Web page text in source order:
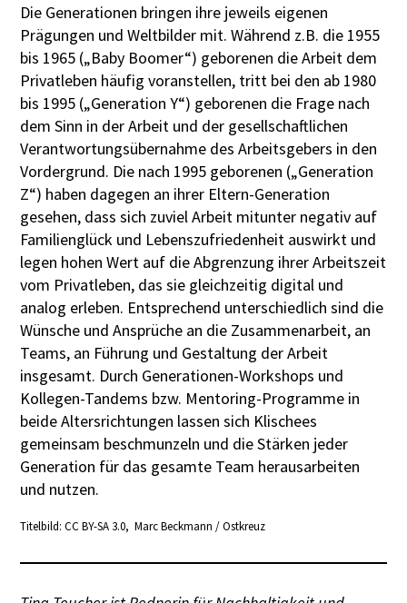
Die Generationen bringen ihre jeweils eigenen
Prägungen und Weltbilder mit. Während z.B. die 1955
bis 1965 („Baby Boomer“) geborenen die Arbeit dem
Privatleben häufig voranstellen, tritt bei den ab 1980
bis 1995 („Generation Y“) geborenen die Frage nach
dem Sinn in der Arbeit und der gesellschaftlichen
Verantwortungsübernahme des Arbeitsgebers in den
Vordergrund. Die nach 1995 geborenen („Generation
Z“) haben dagegen an ihrer Eltern-Generation
gesehen, dass sich zuviel Arbeit mitunter negativ auf
Familienglück und Lebenszufriedenheit auswirkt und
legen hohen Wert auf die Abgrenzung ihrer Arbeitszeit
vom Privatleben, das sie gleichzeitig digital und
analog erleben. Entsprechend unterschiedlich sind die
Wünsche und Ansprüche an die Zusammenarbeit, an
Teams, an Führung und Gestaltung der Arbeit
insgesamt. Durch Generationen-Workshops und
Kollegen-Tandems bzw. Mentoring-Programme in
beide Altersrichtungen lassen sich Klischees
gemeinsam beschmunzeln und die Stärken jeder
Generation für das gesamte Team herausarbeiten
und nutzen.
Titelbild: CC BY-SA 3.0, Marc Beckmann / Ostkreuz